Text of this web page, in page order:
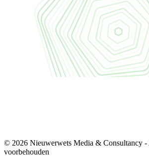
© 2026 Nieuwerwets Media & Consultancy -
voorbehouden